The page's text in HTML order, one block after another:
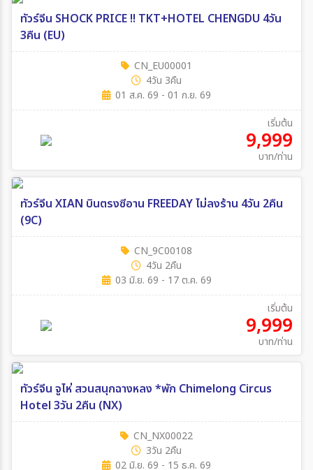
ทัวร์จีน SHOCK PRICE !! TKT+HOTEL CHENGDU 4วัน
3คืน (EU)
CN_EU00001
4วัน 3คืน
01 ส.ค. 69 - 01 ก.ย. 69
เริ่มต้น
9,999
บาท/ท่าน
ทัวร์จีน XIAN บินตรงซีอาน FREEDAY ไม่ลงร้าน 4วัน 2คืน
(9C)
CN_9C00108
4วัน 2คืน
03 มิ.ย. 69 - 17 ต.ค. 69
เริ่มต้น
9,999
บาท/ท่าน
ทัวร์จีน จูไห่ สวนสนุกฉางหลง *พัก Chimelong Circus
Hotel 3วัน 2คืน (NX)
CN_NX00022
3วัน 2คืน
02 มิ.ย. 69 - 15 ธ.ค. 69